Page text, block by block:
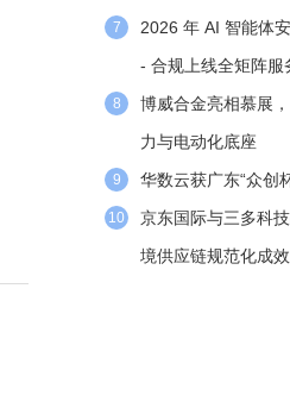
7
2026 年 AI 智能体
- 合规上线全矩阵服
8
博威合金亮相慕展
力与电动化底座
9 华数云获广东“众创
10
京东国际与三多科
境供应链规范化成